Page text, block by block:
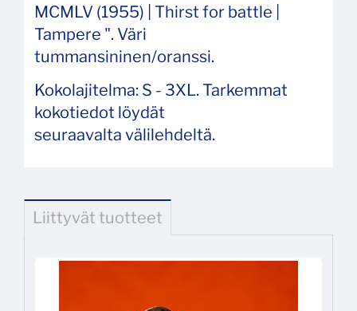
MCMLV (1955) | Thirst for battle |
Tampere ". Väri
tummansininen/oranssi.
Kokolajitelma: S - 3XL. Tarkemmat
kokotiedot löydät
seuraavalta välilehdeltä.
Liittyvät tuotteet